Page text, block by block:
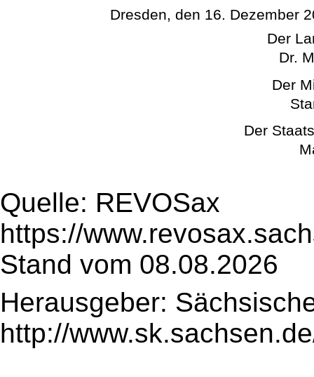
Dresden, den 16. Dezember
Der
Dr.
Der
Der
Quelle: REVOSax
https://
Stand vom 08.08.2026
Herausgeber:
http://